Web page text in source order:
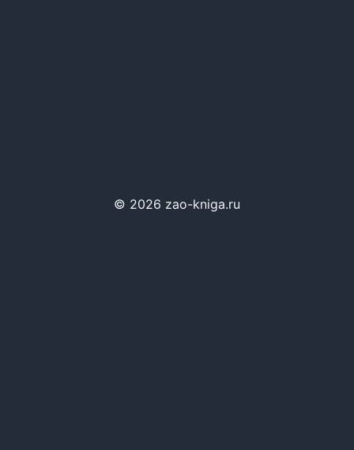
© 2026 zao-kniga.ru